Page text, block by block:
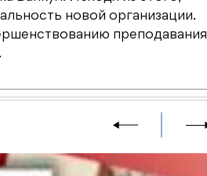
новой организации.
преподавания